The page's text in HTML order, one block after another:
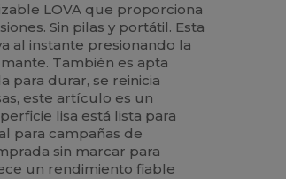
LOVA que proporciona
Sin pilas y portátil. Esta
al instante presionando la
También es apta
para durar, se reinicia
este artículo es un
lisa está lista para
para campañas de
sin marcar para
un rendimiento fiable